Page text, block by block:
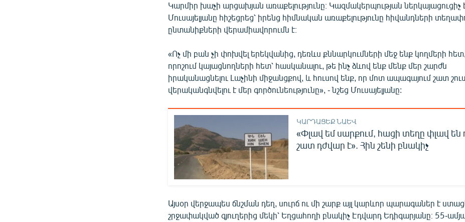
Կարմիր խաչի արցախյան առաքելությունը։ Կազմակերպության ներկայացուցիչ
Մուսայելյանը հիշեցրեց՝ իրենց հիմնական առաքելությունը հիվանդների
ընտանիքների վերամիավորումն է։
«Ոչ մի բան չի փոխվել երեկվանից, դեռևս քննարկումների մեջ ենք կողմերի հետ,
որոշում կայացնողների հետ՝ հասկանալու, թե ինչ ձևով ենք մենք մեր շարժն
իրականացնելու Լաչինի միջանցքով, և հուսով ենք, որ մոտ ապագայում շատ
վերականգնվելու է մեր գործունեությունը», - նշեց Մուսայելյանը:
ԿԱՐԴԱՑԵՔ ՆԱԵՎ
«Փլավ եմ սարքում, հացի տեղը փլավ են
շատ դժվար է». Հին շենի բնակիչ
Այսօր վերջապես ճնշման դեղ, սուրճ ու մի շարք այլ կարևոր պարագաներ է
շրջափակված գյուղերից մեկի՝ Եղցահողի բնակիչ Էդվարդ Եդիգարյանը։ 55-